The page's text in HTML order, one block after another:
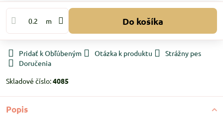
m Do košíka
Pridať k Obľúbeným Otázka k produktu
Strážny pes
Doručenia
Skladové číslo:4085
Popis